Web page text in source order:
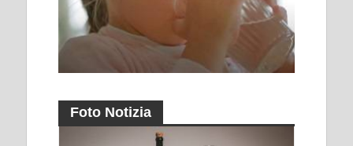
Foto Notizia